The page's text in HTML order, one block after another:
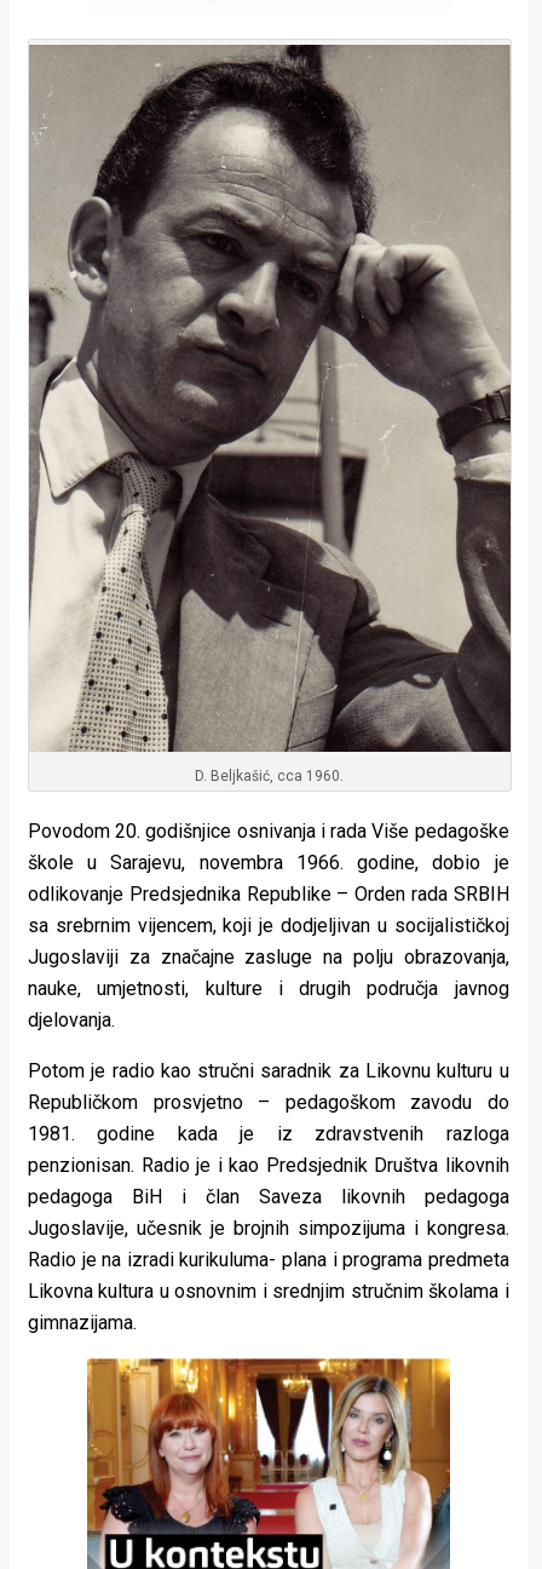
D. Beljkašić, cca 1960.
Povodom 20. godišnjice osnivanja i rada Više pedagoške
škole u Sarajevu, novembra 1966. godine, dobio je
odlikovanje Predsjednika Republike – Orden rada SRBIH
sa srebrnim vijencem, koji je dodjeljivan u socijalističkoj
Jugoslaviji za značajne zasluge na polju obrazovanja,
nauke, umjetnosti, kulture i drugih područja javnog
djelovanja.
Potom je radio kao stručni saradnik za Likovnu kulturu u
Republičkom prosvjetno – pedagoškom zavodu do
1981. godine kada je iz zdravstvenih razloga
penzionisan. Radio je i kao Predsjednik Društva likovnih
pedagoga BiH i član Saveza likovnih pedagoga
Jugoslavije, učesnik je brojnih simpozijuma i kongresa.
Radio je na izradi kurikuluma- plana i programa predmeta
Likovna kultura u osnovnim i srednjim stručnim školama i
gimnazijama.